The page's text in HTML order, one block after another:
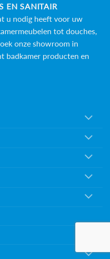
EN SANITAIR
u nodig heeft voor uw
tot douches,
onze showroom in
badkamer producten en